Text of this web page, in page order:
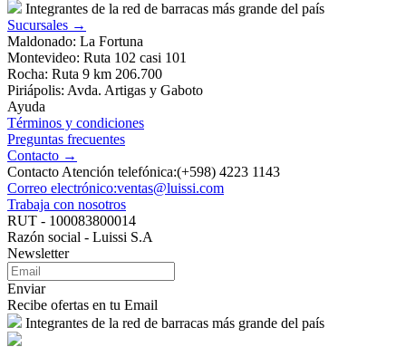
Integrantes de la red de barracas más grande del país
Sucursales →
Maldonado: La Fortuna
Montevideo: Ruta 102 casi 101
Rocha: Ruta 9 km 206.700
Piriápolis: Avda. Artigas y Gaboto
Ayuda
Términos y condiciones
Preguntas frecuentes
Contacto →
Contacto Atención telefónica:(+598) 4223 1143
Correo electrónico:ventas@luissi.com
Trabaja con nosotros
RUT - 100083800014
Razón social - Luissi S.A
Newsletter
Enviar
Recibe ofertas en tu Email
Integrantes de la red de barracas más grande del país